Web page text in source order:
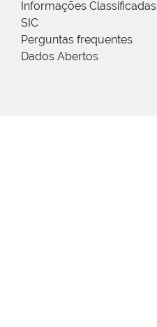
Informações Classificadas
SIC
Perguntas frequentes
Dados Abertos